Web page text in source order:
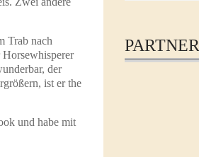
Trab nach
der
ist er the
und habe mit
PARTNER